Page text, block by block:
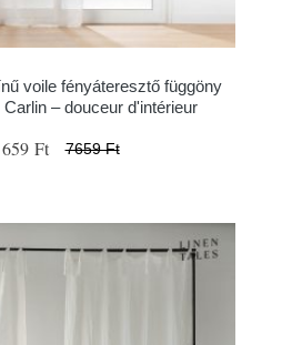
voile fényáteresztő függöny
– douceur d'intérieur
Ft 7659 Ft